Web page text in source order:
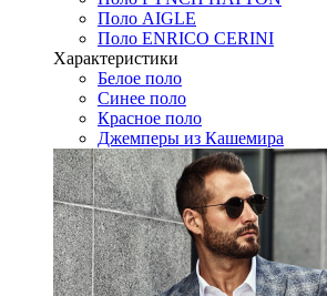
Поло AIGLE
Поло ENRICO CERINI
Характеристики
Белое поло
Синее поло
Красное поло
Джемперы из Кашемира